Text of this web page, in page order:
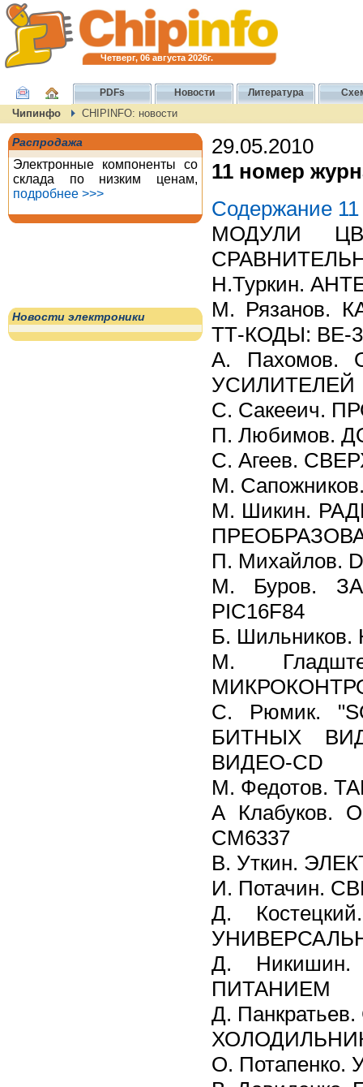
Четверг, 06 августа 2026г.
PDFs Новости Литература
Чипинфо CHIPINFO: новости
Распродажа
Электронные компоненты со
склада по низким ценам,
подробнее >>>
Новости электроники
29.05.2010
11 номер
Содержание
МОДУЛИ
Н.Туркин.
М. Рязанов.
ТТ-КОДЫ: BE-
А. Пахомов.
УСИЛИТЕЛЕЙ
С. Сакееич.
П. Любимов.
С. Агеев.
М.
М. Шикин.
П. Михайлов.
М. Буров.
PIC16F84
Б.
М.
С. Рюмик.
БИТНЫХ
ВИДЕО-CD
М. Федотов.
А
СМ6337
В. Уткин.
И. Потачин.
Д.
Д.
ПИТАНИЕМ
Д.
О.